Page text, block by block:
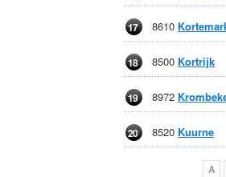
17 8610
18 8500 Kortrijk
19 8972
20 8520 Kuurne
A